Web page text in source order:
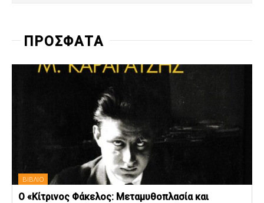
ΠΡΟΣΦΑΤΑ
ΒΙΒΛΙΟ
Ο «Κίτρινος Φάκελος: Μεταμυθοπλασία και